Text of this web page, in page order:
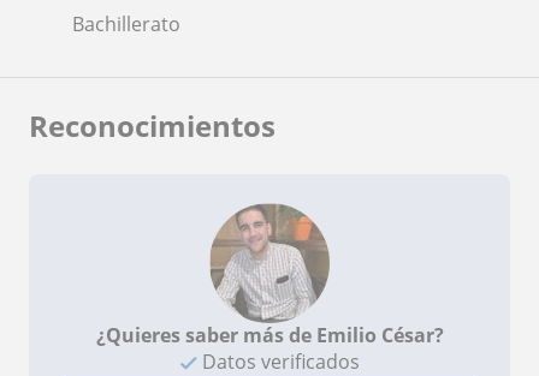
Bachillerato
Reconocimientos
¿Quieres saber más de Emilio César?
Datos verificados